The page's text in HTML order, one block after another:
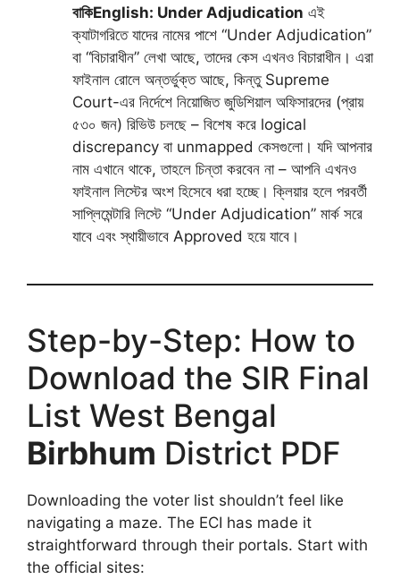
বাকিEnglish: Under Adjudication এই
ক্যাটাগরিতে যাদের নামের পাশে “Under Adjudication”
বা “বিচারাধীন” লেখা আছে, তাদের কেস এখনও বিচারাধীন। এরা
ফাইনাল রোলে অন্তর্ভুক্ত আছে, কিন্তু Supreme
Court-এর নির্দেশে নিয়োজিত জুডিশিয়াল অফিসারদের (প্রায়
৫৩০ জন) রিভিউ চলছে – বিশেষ করে logical
discrepancy বা unmapped কেসগুলো। যদি আপনার
নাম এখানে থাকে, তাহলে চিন্তা করবেন না – আপনি এখনও
ফাইনাল লিস্টের অংশ হিসেবে ধরা হচ্ছে। ক্লিয়ার হলে পরবর্তী
সাপ্লিমেন্টারি লিস্টে “Under Adjudication” মার্ক সরে
যাবে এবং স্থায়ীভাবে Approved হয়ে যাবে।
Step-by-Step: How to
Download the SIR Final
List West Bengal
Birbhum District PDF
Downloading the voter list shouldn’t feel like
navigating a maze. The ECI has made it
straightforward through their portals. Start with
the official sites: